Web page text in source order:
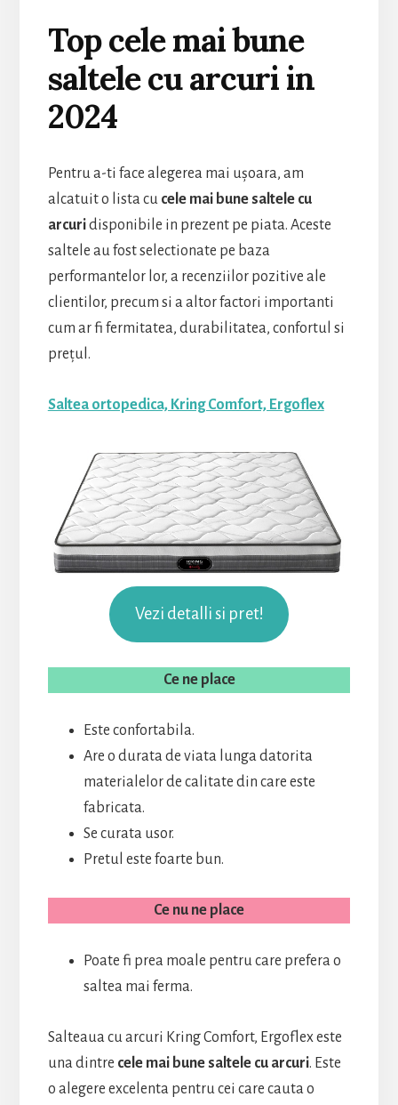
Top cele mai bune
saltele cu arcuri in
2024
Pentru a-ti face alegerea mai ușoara, am
alcatuit o lista cu cele mai bune saltele cu
arcuridisponibile in prezent pe piata. Aceste
saltele au fost selectionate pe baza
performantelor lor, a recenziilor pozitive ale
clientilor, precum si a altor factori importanti
cum ar fi fermitatea, durabilitatea, confortul si
prețul.
Saltea ortopedica, Kring Comfort, Ergoflex
Vezi detalli si pret!
Ce ne place
Este confortabila.
Are o durata de viata lunga datorita
materialelor de calitate din care este
fabricata.
Se curata usor.
Pretul este foarte bun.
Ce nu ne place
Poate fi prea moale pentru care prefera o
saltea mai ferma.
Salteaua cu arcuri Kring Comfort, Ergoflex este
una dintre cele mai bunesaltele cu arcuri. Este
o alegere excelenta pentru cei care cauta o